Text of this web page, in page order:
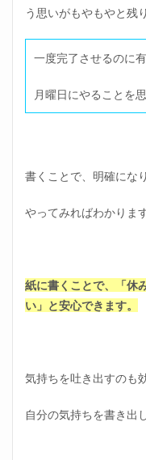
う思いがもやもやと残
一度完了させるのに
月曜日にやることを
書くことで、明確にな
やってみればわかりま
紙に書くことで、「休
い」と安心できます。
気持ちを吐き出すのも
自分の気持ちを書き出